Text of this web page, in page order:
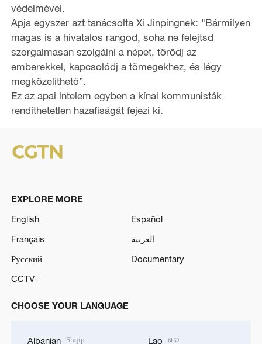
o
védelmével.
Apja egyszer azt tanácsolta Xi Jinpingnek: "Bármilyen
magas is a hivatalos rangod, soha ne felejtsd
szorgalmasan szolgálni a népet, törődj az
emberekkel, kapcsolódj a tömegekhez, és légy
megközelíthető”.
Ez az apai intelem egyben a kínai kommunisták
rendíthetetlen hazafiságát fejezi ki.
EXPLORE MORE
English
Español
Français
العربية
Русский
Documentary
CCTV+
CHOOSE YOUR LANGUAGE
Albanian Shqip Lao ລາວ